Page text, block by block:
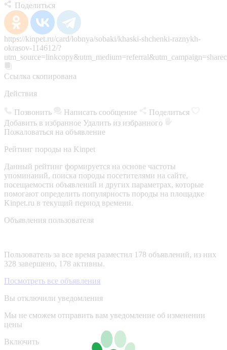
Поделиться
https://kinpet.ru/card/lobnya/sobaki/khaski-shchenki-raznykh-
okrasov-114612/?
Ссылка скопирована
Действия
Позвонить Написать сообщение
Поделиться
Добавить в избранное Удалить из избранного
Пожаловаться на объявление
Рейтинг породы на Kinpet
Данный рейтинг формируется на основе частоты
упоминаний, поиска породы посетителями на сайте,
посещаемости объявлений и других параметрах, которые
помогают определить популярность породы на площадке
Kinpet.ru в текущий период времени.
Объявления пользователя
Пользователь за все время разместил 178 объявлений, из них
328 завершено, 178 активны.
Посмотреть все объявления
Вы отключили уведомления
Мы не сможем отправить вам уведомление об изменении
цены
Включить